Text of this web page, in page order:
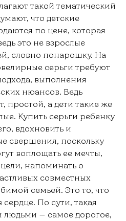
такой тематический
что детские
по цене, которая
это не взрослые
словно понарошку. На
серьги требуют
выполнения
нюансов. Ведь
простой, а дети такие же
Купить серьги ребенку
вдохновить и
свершения, поскольку
воплощать ее мечты,
напоминать о
совместных
семьей. Это то, что
сердце. По сути, такая
людьми — самое дорогое,